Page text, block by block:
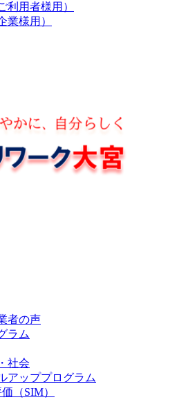
利用者様用）
業様用）
者の声
ラム
社会
アッププログラム
（SIM）